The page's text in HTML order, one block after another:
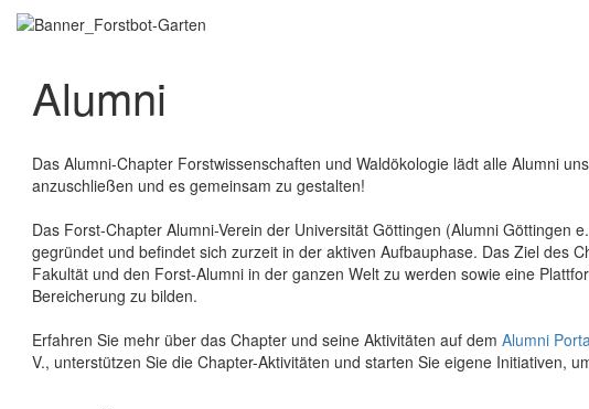
Alumni
Das Alumni-Chapter Forstwissenschaften und Waldökologie lädt alle Alumni
anzuschließen und es gemeinsam zu gestalten!
Das Forst-Chapter Alumni-Verein der Universität Göttingen (Alumni Göttingen
gegründet und befindet sich zurzeit in der aktiven Aufbauphase. Das Ziel des
Fakultät und den Forst-Alumni in der ganzen Welt zu werden sowie eine
Bereicherung zu bilden.
Erfahren Sie mehr über das Chapter und seine Aktivitäten auf dem Alumni
V., unterstützen Sie die Chapter-Aktivitäten und starten Sie eigene Initiativen,